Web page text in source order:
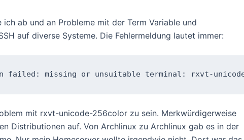
ab und an Probleme mit der Term Variable und
auf diverse Systeme. Die Fehlermeldung lautet immer:
failed: missing or unsuitable terminal: rxvt-
mit rxvt-unicode-256color zu sein. Merkwürdigerweise
Distributionen auf. Von Archlinux zu Archlinux gab es in der